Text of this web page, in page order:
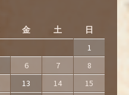
金 土 日
1
6 7
8
13 14
15